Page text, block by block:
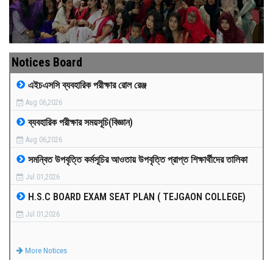
ACADEMICS
GALLERY
MEDIA
PAYMENT
CO-CURRICULUM
RESULTS
Notices Board
এইচএসসি ব্যবহারিক পরীক্ষার রোল রেঞ্জ
Aug 06,2026
ব্যবহারিক পরীক্ষার সময়সূচি(বিজ্ঞান)
Aug 06,2026
সমন্বিত উপবৃত্তি কর্মসূচির আওতায় উপবৃত্তি প্রাপ্ত শিক্ষার্থীদের তালিকা
Jul 01,2026
H.S.C BOARD EXAM SEAT PLAN ( TEJGAON COLLEGE)
Jul 01,2026
More Notices